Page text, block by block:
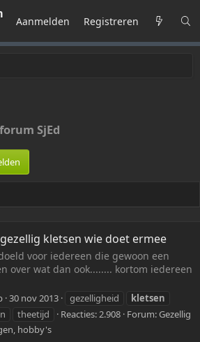
Aanmelden Registreren
SjEd
kletsen wie doet ermee
voor iedereen die gewoon een
over wat dan ook........ kortom iedereen
30 nov 2013 gezelligheid
kletsen
theetijd Reacties: 2.908 Forum:Gezellig
hobby's